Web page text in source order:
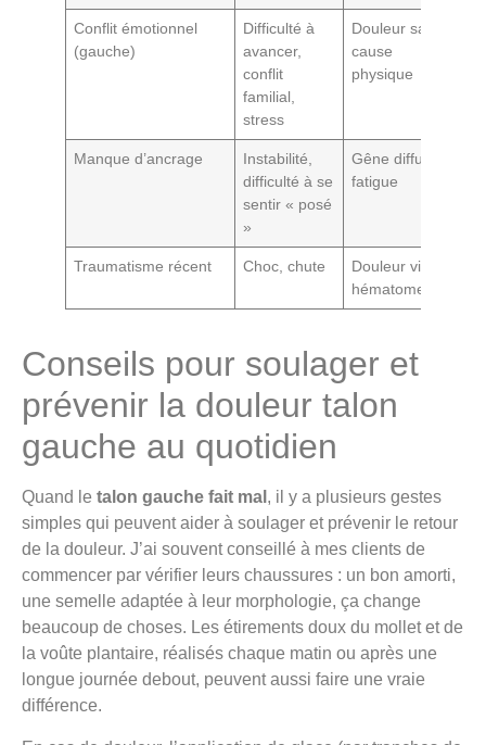
Conflit émotionnel
(gauche)
Difficulté à
avancer,
conflit
familial,
stress
Douleur sans
cause
physique
Manque d’ancrage
Instabilité,
difficulté à se
sentir « posé
»
Gêne diffuse,
fatigue
Traumatisme récent Choc, chute
Douleur vive,
hématome
Conseils pour soulager et
prévenir la douleur talon
gauche au quotidien
Quand le talon gauche fait mal , il y a plusieurs gestes
simples qui peuvent aider à soulager et prévenir le retour
de la douleur. J’ai souvent conseillé à mes clients de
commencer par vérifier leurs chaussures : un bon amorti,
une semelle adaptée à leur morphologie, ça change
beaucoup de choses. Les étirements doux du mollet et de
la voûte plantaire, réalisés chaque matin ou après une
longue journée debout, peuvent aussi faire une vraie
différence.